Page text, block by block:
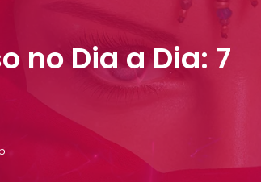
no Dia a Dia: 7